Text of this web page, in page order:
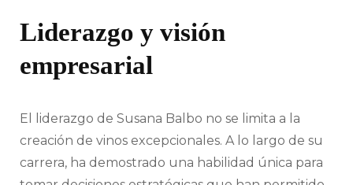
Liderazgo y visión
empresarial
El liderazgo de Susana Balbo no se limita a la
creación de vinos excepcionales. A lo largo de su
carrera, ha demostrado una habilidad única para